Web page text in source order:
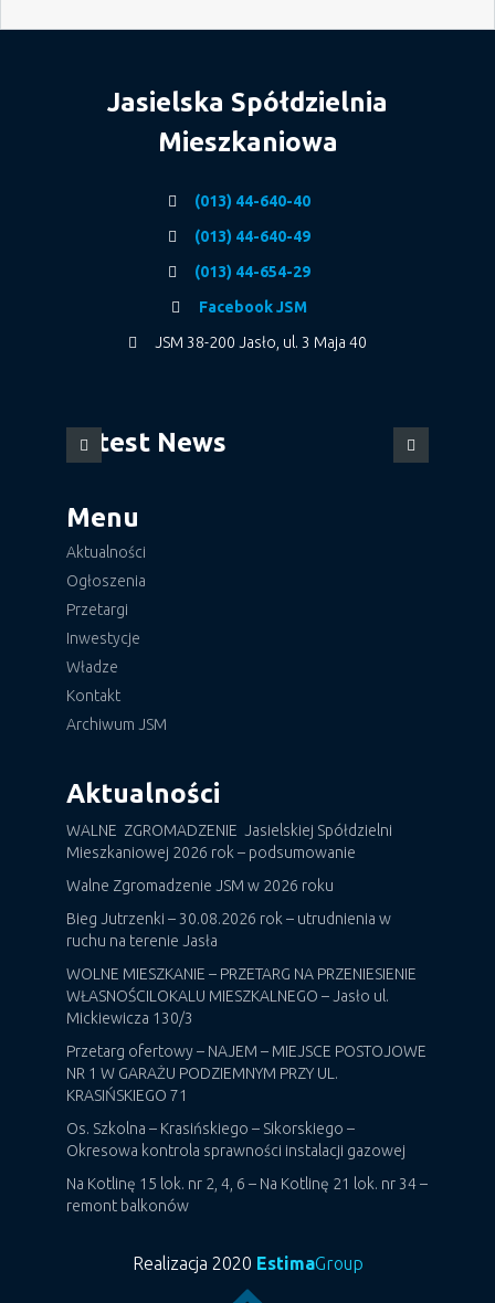
Jasielska Spółdzielnia
Mieszkaniowa
(013) 44-640-40
(013) 44-640-49
(013) 44-654-29
Facebook JSM
JSM 38-200 Jasło, ul. 3 Maja 40
Latest News
Menu
Aktualności
Ogłoszenia
Przetargi
Inwestycje
Władze
Kontakt
Archiwum JSM
Aktualności
WALNE ZGROMADZENIE Jasielskiej Spółdzielni
Mieszkaniowej 2026 rok – podsumowanie
Walne Zgromadzenie JSM w 2026 roku
Bieg Jutrzenki – 30.08.2026 rok – utrudnienia w
ruchu na terenie Jasła
WOLNE MIESZKANIE – PRZETARG NA PRZENIESIENIE
WŁASNOŚCILOKALU MIESZKALNEGO – Jasło ul.
Mickiewicza 130/3
Przetarg ofertowy – NAJEM – MIEJSCE POSTOJOWE
NR 1 W GARAŻU PODZIEMNYM PRZY UL.
KRASIŃSKIEGO 71
Os. Szkolna – Krasińskiego – Sikorskiego –
Okresowa kontrola sprawności instalacji gazowej
Na Kotlinę 15 lok. nr 2, 4, 6 – Na Kotlinę 21 lok. nr 34 –
remont balkonów
Realizacja 2020 EstimaGroup